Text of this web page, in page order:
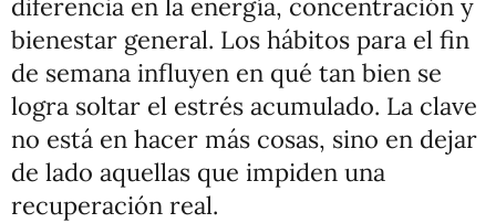
diferencia en la energía, concentración y
bienestar general. Los hábitos para el fin
de semana influyen en qué tan bien se
logra soltar el estrés acumulado. La clave
no está en hacer más cosas, sino en dejar
de lado aquellas que impiden una
recuperación real.